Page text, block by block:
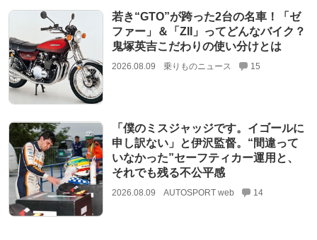
若き“GTO”が跨った2台の名車！「ゼ
ファー」＆「ZII」ってどんなバイク？
鬼塚英吉こだわりの使い分けとは
2026.08.09 乗りものニュース 15
「僕のミスジャッジです。イゴールに
申し訳ない」と伊沢監督。“間違って
いなかった”セーフティカー運用と、
それでも残る不公平感
2026.08.09 AUTOSPORT web 14